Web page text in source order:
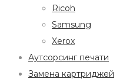
Ricoh
Samsung
Xerox
Аутсорсинг печати
Замена картриджей